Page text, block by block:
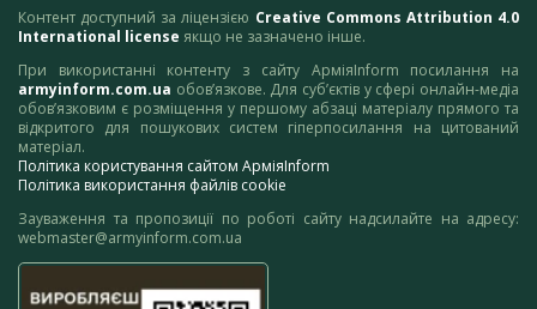
Контент доступний за ліцензією Creative Commons Attribution 4.0
International license якщо не зазначено інше.
При використанні контенту з сайту АрміяInform посилання на
armyinform.com.ua обов’язкове. Для суб’єктів у сфері онлайн-медіа
обов’язковим є розміщення у першому абзаці матеріалу прямого та
відкритого для пошукових систем гіперпосилання на цитований
матеріал.
Політика користування сайтом АрміяInform
Політика використання файлів cookie
Зауваження та пропозиції по роботі сайту надсилайте на адресу:
webmaster@armyinform.com.ua